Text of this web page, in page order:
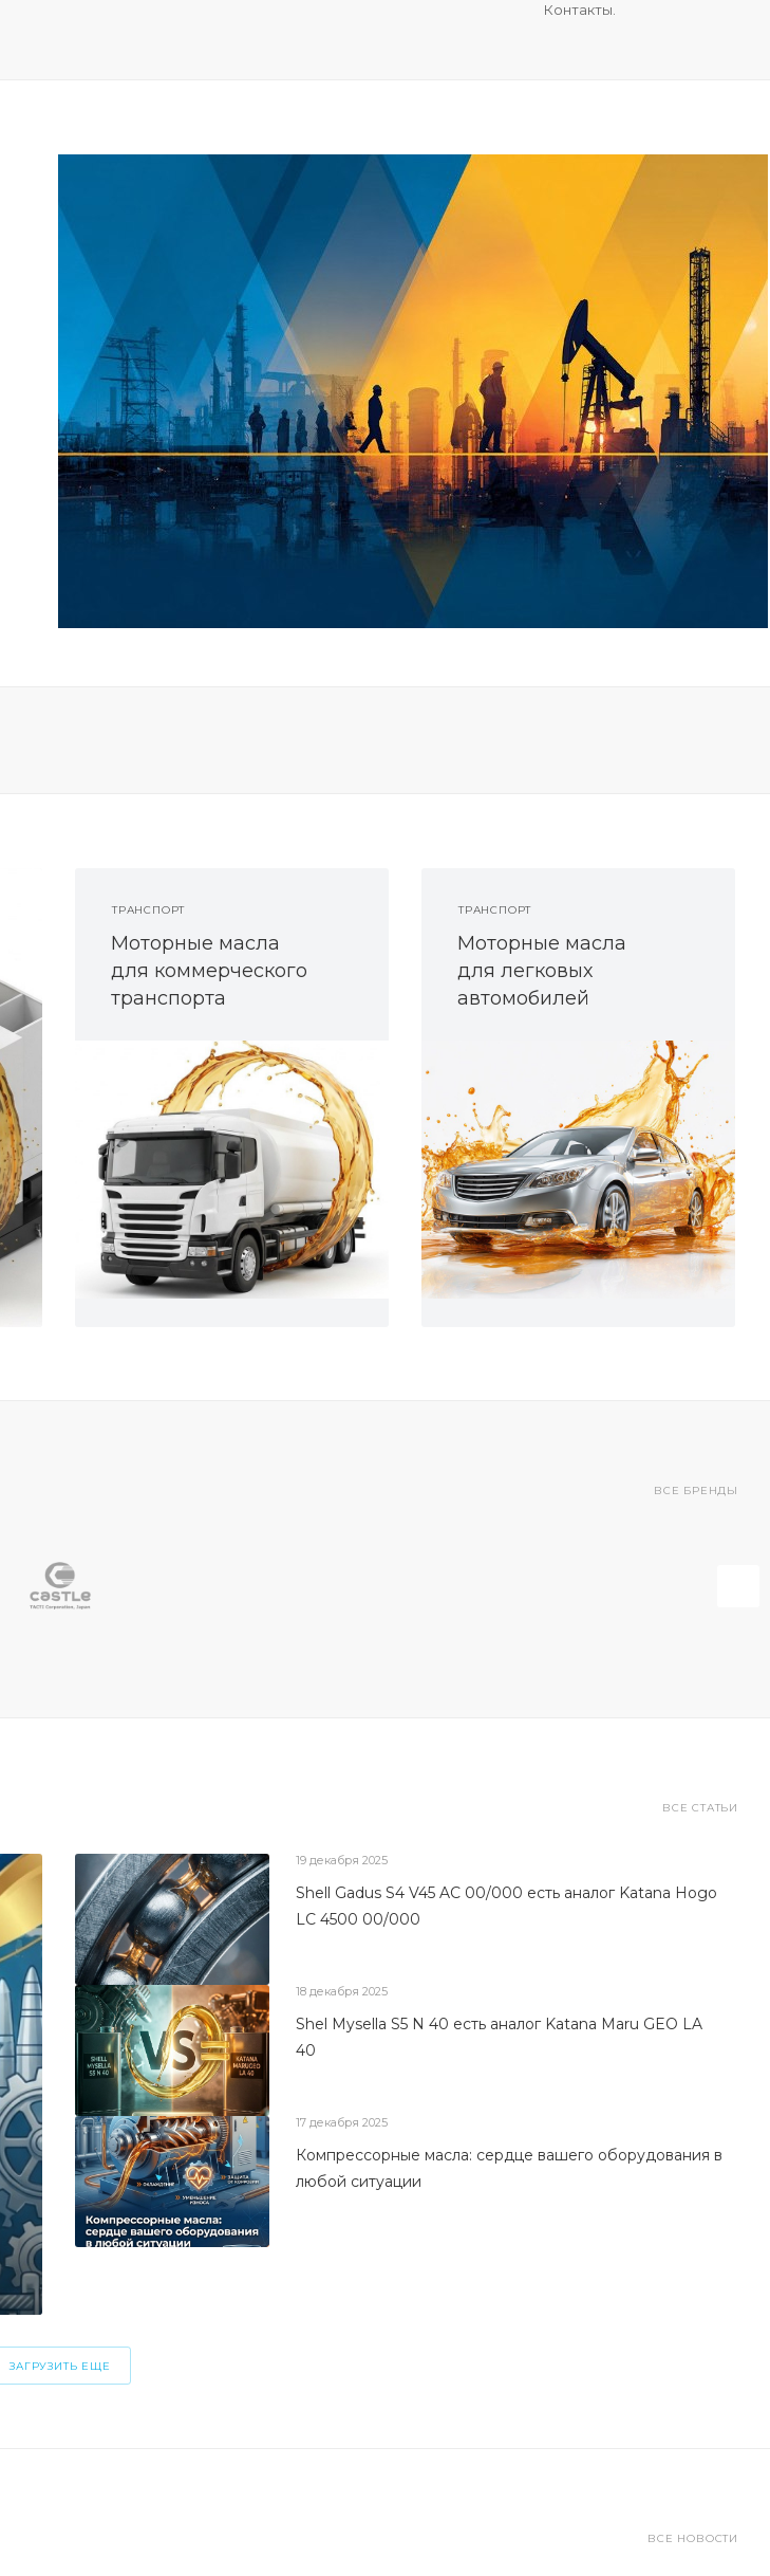
Контакты.
ТРАНСПОРТ
Моторные масла
для коммерческого
транспорта
ТРАНСПОРТ
Моторные масла
для легковых
автомобилей
ВСЕ БРЕНДЫ
ВСЕ СТАТЬИ
19 декабря 2025
Shell Gadus S4 V45 AC 00/000 есть аналог Katana Hogo
LC 4500 00/000
18 декабря 2025
Shel Mysella S5 N 40 есть аналог Katana Maru GEO LA
40
17 декабря 2025
Компрессорные масла: сердце вашего оборудования в
любой ситуации
ЗАГРУЗИТЬ ЕЩЕ
ВСЕ НОВОСТИ